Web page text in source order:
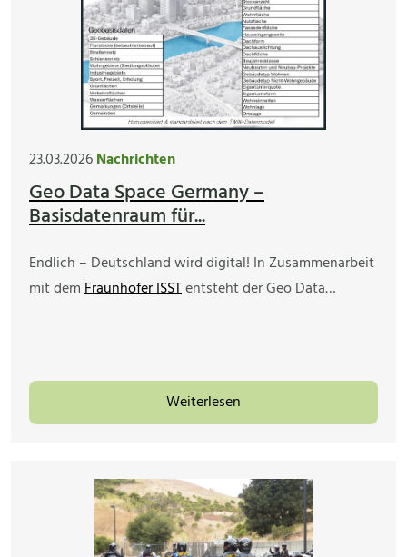
23.03.2026Nachrichten
Geo Data Space Germany –
Basisdatenraum für...
Endlich – Deutschland wird digital! In Zusammenarbeit
mit demFraunhofer ISSTentsteht der Geo Data…
Weiterlesen